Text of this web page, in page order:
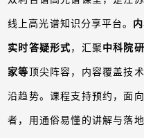
线上高光谱知识分享平台。
实时答疑形式 ，汇聚 中科院
家等 顶尖阵容，内容覆盖技
沿趋势。课程支持预约，面
者，用通俗易懂的讲解与落